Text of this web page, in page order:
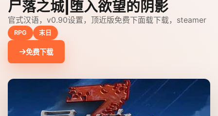
尸落之城|堕入欲望的阴影
官式汉语，v0.90设置，顶近版免费下面载下载，steamer
RPG 末日
免费下载